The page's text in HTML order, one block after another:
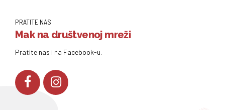
PRATITE NAS
Mak na društvenoj mreži
Pratite nas i na Facebook-u.